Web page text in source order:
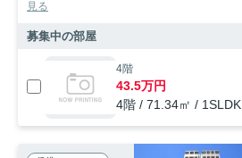
見る
募集中の部屋
4階
43.5万円
4階 / 71.34㎡ / 1SLDK